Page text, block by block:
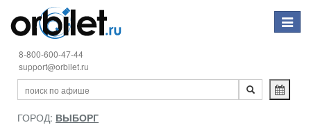
Toggle
8-800-600-47-44
support@orbilet.ru
ГОРОД: ВЫБОРГ